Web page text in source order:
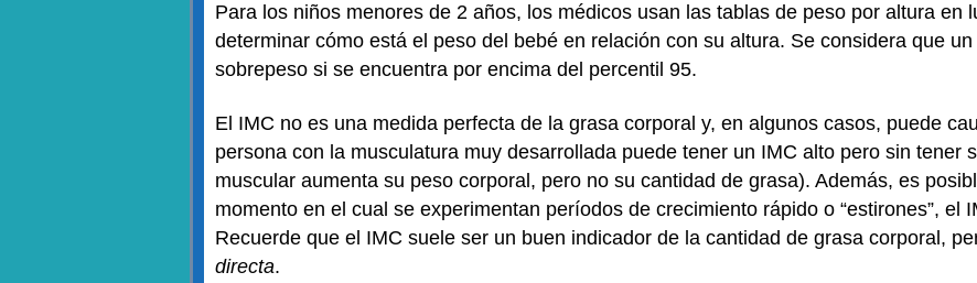
Para los niños menores de 2 años, los médicos usan las tablas de peso por altura en
determinar cómo está el peso del bebé en relación con su altura. Se considera que
sobrepeso si se encuentra por encima del percentil 95.
El IMC no es una medida perfecta de la grasa corporal y, en algunos casos, puede
persona con la musculatura muy desarrollada puede tener un IMC alto pero sin tener
muscular aumenta su peso corporal, pero no su cantidad de grasa). Además, es
momento en el cual se experimentan períodos de crecimiento rápido o “estirones”, el
Recuerde que el IMC suele ser un buen indicador de la cantidad de grasa corporal,
directa.